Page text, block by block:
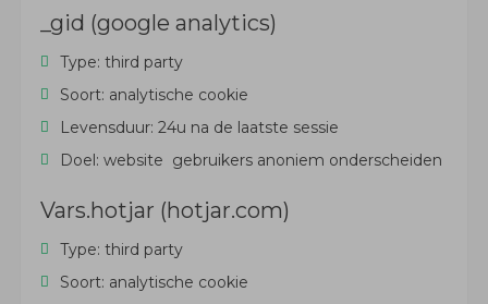
_gid (google analytics)
Type: third party
Soort: analytische cookie
Levensduur: 24u na de laatste sessie
Doel: website gebruikers anoniem onderscheiden
Vars.hotjar (hotjar.com)
Type: third party
Soort: analytische cookie